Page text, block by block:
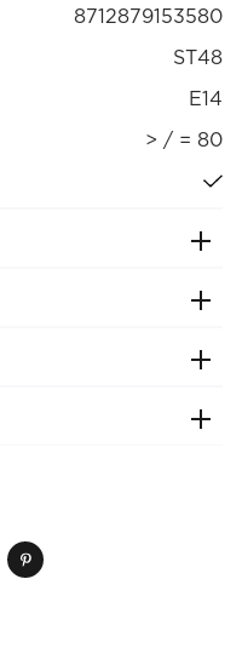
8712879153580
ST48
E14
> / = 80